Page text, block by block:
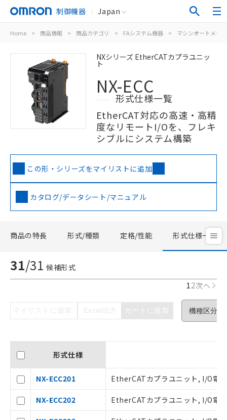
制御機器 Japan
Home > 商品情報 > 商品カテゴリ > FAシステム機器 > マシンオートメー
NXシリーズ EtherCATカプラユニッ
ト
NX-ECC
形式仕様一覧
EtherCAT対応の高速・高精
度なリモートI/Oを、フレキ
シブルにシステム構築
この形・シリーズをマイリストに追加
カタログ/データシート/マニュアル
商品の特長 形式/種類 定格/性能 形式仕様一覧
31/31 候補形式
12次へ
マイリストに追加 Excel出力 カートに追加
形式仕様
NX-ECC201 EtherCATカプラユニット, I/O電
NX-ECC202 EtherCATカプラユニット, I/O電